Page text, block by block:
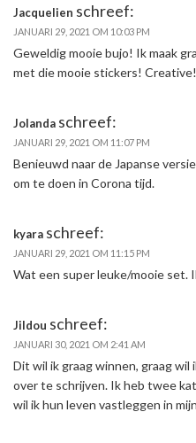
Jacquelien schreef:
JANUARI 29, 2021 OM 10:03 PM
Geweldig mooie bujo! Ik maak
met die mooie stickers!
Jolanda schreef:
JANUARI 29, 2021 OM 11:07 PM
Benieuwd naar de Japanse
om te doen in Corona tijd.
kyara schreef:
JANUARI 29, 2021 OM 11:15 PM
Wat een super leuke/mooie set.
Jildou schreef:
JANUARI 30, 2021 OM 2:41 AM
Dit wil ik graag winnen, graag
over te schrijven. Ik heb twee
wil ik hun leven vastleggen in